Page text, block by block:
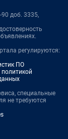
доб. 3335,
регулируются:
ПО
специальные
не требуются